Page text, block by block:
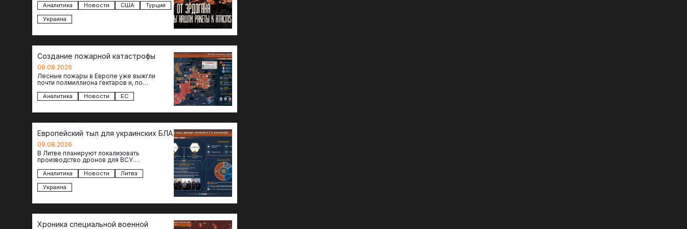
американских ракет т.н. Украине. И…
Аналитика Новости США
Турция
Украина
Создание пожарной катастрофы
09.08.2026
Лесные пожары в Европе уже выжгли
почти полмиллиона гектаров и, по
экономике в €15,6–19,1 млрд. К…
Аналитика Новости ЕС
Европейский тыл для украинских БЛА
09.08.2026
В Литве планируют локализовать
производство дронов для ВСУ.
президенты Гитанас Науседа и Владимир
Зеленский подписали…
Аналитика Новости
Литва
Украина
Хроника специальной военной